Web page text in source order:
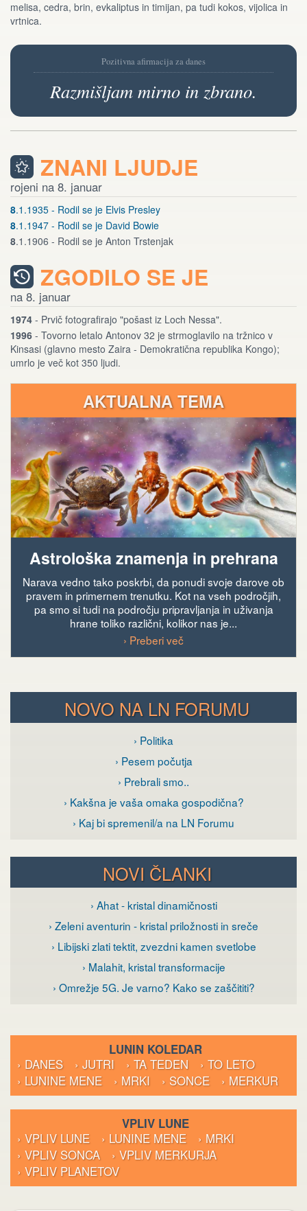
melisa, cedra, brin, evkaliptus in timijan, pa tudi kokos, vijolica in
vrtnica.
Pozitivna afirmacija za danes
Razmišljam mirno in zbrano.
ZNANI LJUDJE
rojeni na 8. januar
8.1.1935 - Rodil se je Elvis Presley
8.1.1947 - Rodil se je David Bowie
8.1.1906 - Rodil se je Anton Trstenjak
ZGODILO SE JE
na 8. januar
1974 - Prvič fotografirajo "pošast iz Loch Nessa".
1996 - Tovorno letalo Antonov 32 je strmoglavilo na tržnico v
Kinsasi (glavno mesto Zaira - Demokratična republika Kongo);
umrlo je več kot 350 ljudi.
AKTUALNA TEMA
Astrološka znamenja in prehrana
Narava vedno tako poskrbi, da ponudi svoje darove ob
pravem in primernem trenutku. Kot na vseh področjih,
pa smo si tudi na področju pripravljanja in uživanja
hrane toliko različni, kolikor nas je...
› Preberi več
NOVO NA LN FORUMU
› Politika
› Pesem počutja
› Prebrali smo..
› Kakšna je vaša omaka gospodična?
› Kaj bi spremenil/a na LN Forumu
NOVI ČLANKI
› Ahat - kristal dinamičnosti
› Zeleni aventurin - kristal priložnosti in sreče
› Libijski zlati tektit, zvezdni kamen svetlobe
› Malahit, kristal transformacije
› Omrežje 5G. Je varno? Kako se zaščititi?
LUNIN KOLEDAR
› DANES
› JUTRI › TA TEDEN
› TO LETO
› LUNINE MENE
› MRKI › SONCE › MERKUR
VPLIV LUNE
› VPLIV LUNE
› LUNINE MENE
› MRKI
› VPLIV SONCA
› VPLIV MERKURJA
› VPLIV PLANETOV